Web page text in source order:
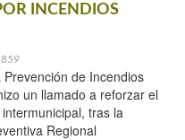
INCENDIOS
de Incendios
un llamado a reforzar el
tras la
Regional